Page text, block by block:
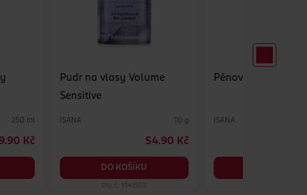
250 ml
Kč
Pudr na vlasy Volume
Sensitive
ISANA 10 g
54.90 Kč
DO KOŠÍKU
Obj. č.: 1343502
Pěnové tužidlo
ISANA